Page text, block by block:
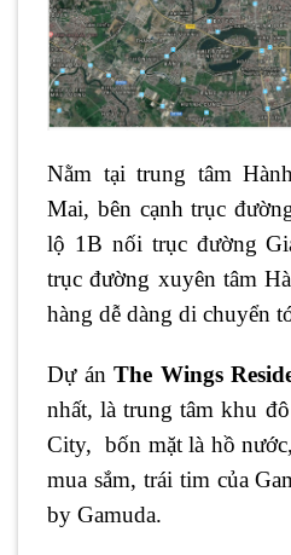
Nằm tại trung tâm
Mai, bên cạnh trục
lộ 1B nối trục đường
trục đường xuyên tâm
hàng dễ dàng di chuyển
Dự ánThe Wings
nhất, là trung tâm khu
City, bốn mặt là hồ
mua sắm, trái tim của
by Gamuda.